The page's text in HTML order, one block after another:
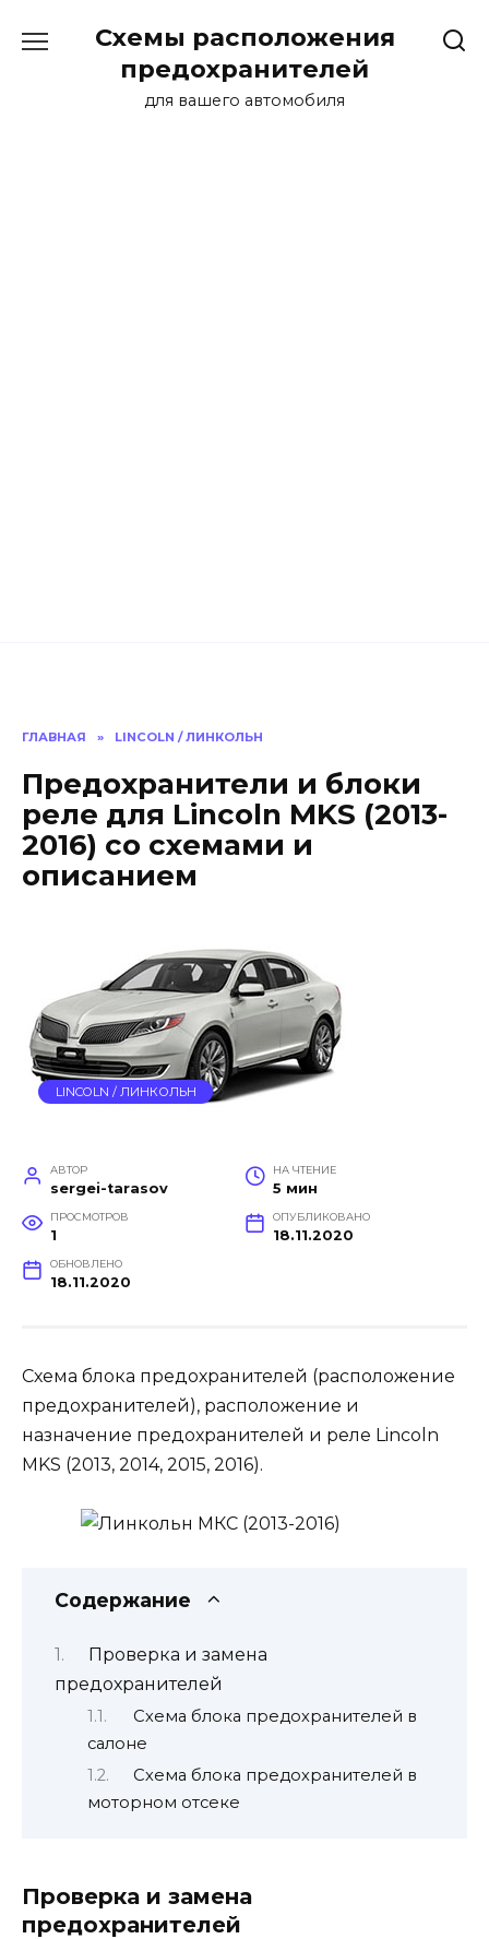
Схемы расположения
предохранителей
для вашего автомобиля
ГЛАВНАЯ » LINCOLN / ЛИНКОЛЬН
Предохранители и блоки
реле для Lincoln MKS (2013-
2016) со схемами и
описанием
LINCOLN / ЛИНКОЛЬН
АВТОР
sergei-tarasov
НА ЧТЕНИЕ
5 мин
ПРОСМОТРОВ
1
ОПУБЛИКОВАНО
18.11.2020
ОБНОВЛЕНО
18.11.2020
Схема блока предохранителей (расположение
предохранителей), расположение и
назначение предохранителей и реле Lincoln
MKS (2013, 2014, 2015, 2016).
Содержание
Проверка и замена
предохранителей
Схема блока предохранителей в
салоне
Схема блока предохранителей в
моторном отсеке
Проверка и замена
предохранителей